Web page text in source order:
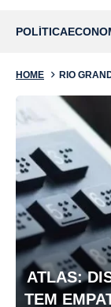
POLÍTICA
HOME RIO
ATLAS:
TEM